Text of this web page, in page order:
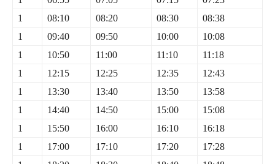
1
08:10 08:20 08:30
08:38
1
09:40 09:50 10:00
10:08
1
10:50 11:00 11:10
11:18
1
12:15 12:25 12:35
12:43
1
13:30 13:40 13:50
13:58
1
14:40 14:50 15:00
15:08
1
15:50 16:00 16:10
16:18
1
17:00 17:10 17:20
17:28